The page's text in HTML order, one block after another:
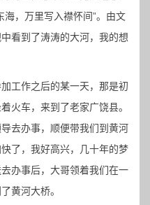
海，万里写入襟怀间”。由文
看到了涛涛的大河，我的想
工作之后的某一天，那是初
火车，来到了老家广饶县。
去办事，顺便带我们到黄河
了，我好高兴，几十年的梦
办事后，大哥领着我们在一
黄河大桥。